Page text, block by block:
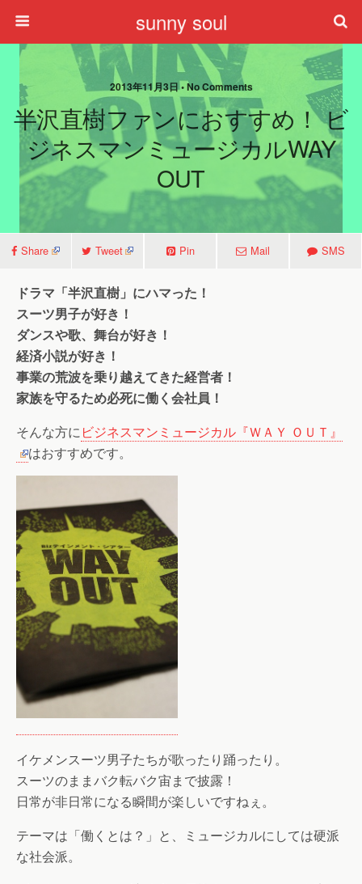
sunny soul
2013年11月3日 • No Comments
半沢直樹ファンにおすすめ！ ビ
ジネスマンミュージカルWAY
OUT
Share Tweet Pin Mail SMS
ドラマ「半沢直樹」にハマった！
スーツ男子が好き！
ダンスや歌、舞台が好き！
経済小説が好き！
事業の荒波を乗り越えてきた経営者！
家族を守るため必死に働く会社員！
そんな方にビジネスマンミュージカル『ＷＡＹ ＯＵＴ』
はおすすめです。
イケメンスーツ男子たちが歌ったり踊ったり。
スーツのままバク転バク宙まで披露！
日常が非日常になる瞬間が楽しいですねぇ。
テーマは「働くとは？」と、ミュージカルにしては硬派
な社会派。